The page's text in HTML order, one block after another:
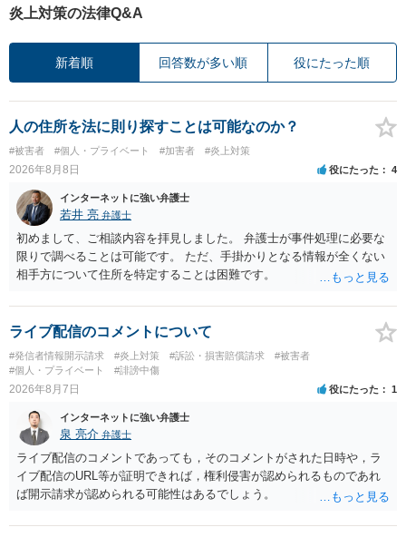
炎上対策の法律Q&A
新着順 回答数が多い順 役にたった順
人の住所を法に則り探すことは可能なのか？
#被害者 #個人・プライベート #加害者 #炎上対策
2026年8月8日 役にたった 4
インターネットに強い弁護士
若井 亮 弁護士
初めまして、ご相談内容を拝見しました。 弁護士が事件処理に必要な
限りで調べることは可能です。 ただ、手掛かりとなる情報が全くない
相手方について住所を特定することは困難です。
ライブ配信のコメントについて
#発信者情報開示請求 #炎上対策 #訴訟・損害賠償請求
#被害者
#個人・プライベート
#誹謗中傷
2026年8月7日 役にたった 1
インターネットに強い弁護士
泉 亮介 弁護士
ライブ配信のコメントであっても，そのコメントがされた日時や，ラ
イブ配信のURL等が証明できれば，権利侵害が認められるものであれ
ば開示請求が認められる可能性はあるでしょう。